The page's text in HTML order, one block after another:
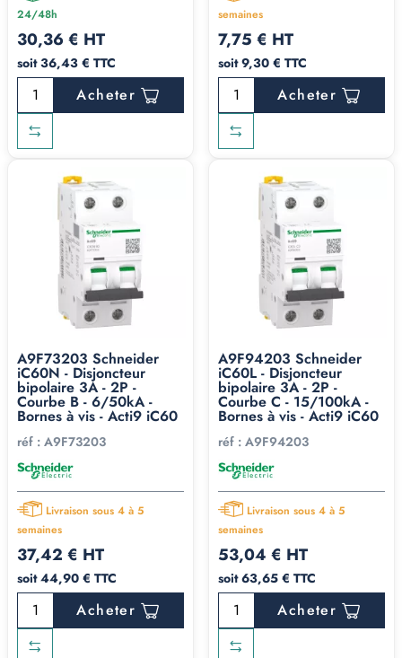
24/48h
30,36 € HT
soit 36,43 € TTC
Acheter
semaines
7,75 € HT
soit 9,30 € TTC
Acheter
A9F73203 Schneider
iC60N - Disjoncteur
bipolaire 3A - 2P -
Courbe B - 6/50kA -
Bornes à vis - Acti9 iC60
réf : A9F73203
Livraison sous 4 à 5
semaines
37,42 € HT
soit 44,90 € TTC
Acheter
A9F94203 Schneider
iC60L - Disjoncteur
bipolaire 3A - 2P -
Courbe C - 15/100kA -
Bornes à vis - Acti9 iC60
réf : A9F94203
Livraison sous 4 à 5
semaines
53,04 € HT
soit 63,65 € TTC
Acheter